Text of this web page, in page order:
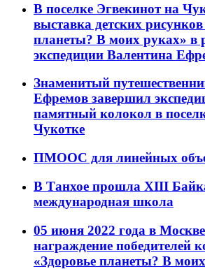
В поселке Эгвекинот на
выставка детских
планеты? В моих руках» в
экспедиции Валентина
Знаменитый
Ефремов завершил
памятный колокол в
Чукотке
ПМООС для линейных
В Танхое прошла XIII
международная школа
05 июня 2022 года в
награждение победителей
«Здоровье планеты? В